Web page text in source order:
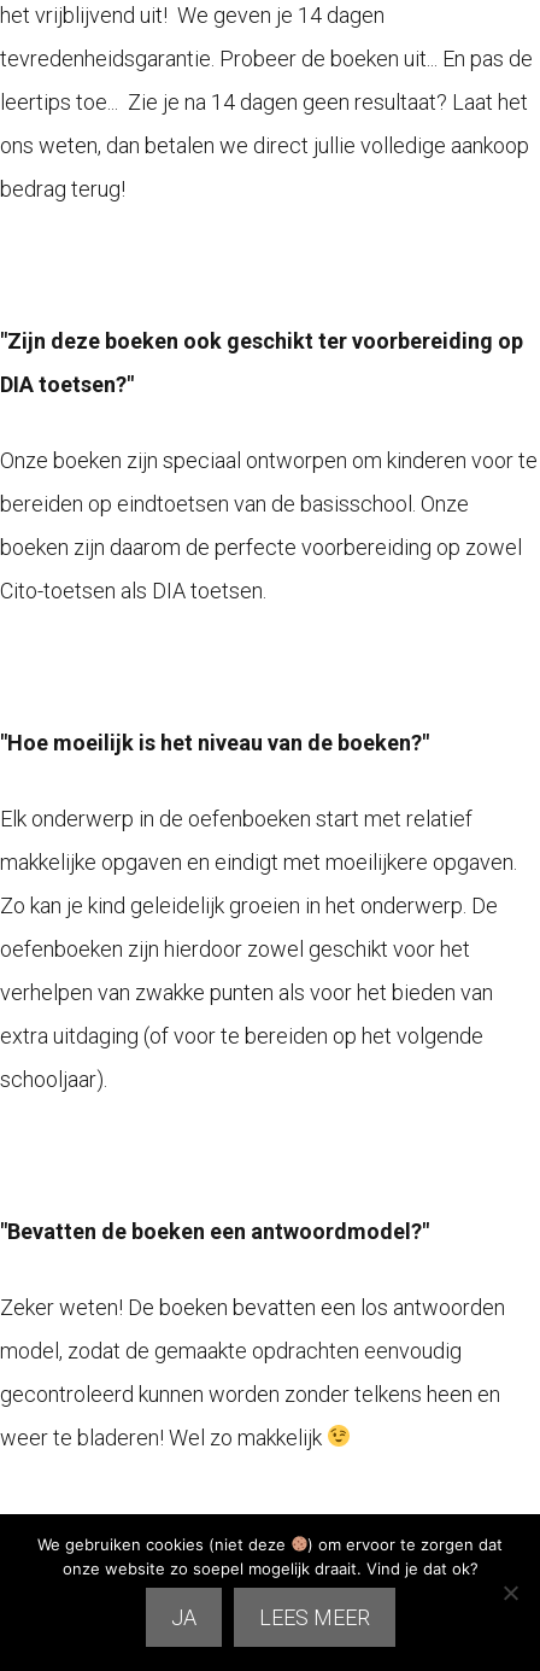
het vrijblijvend uit! We geven je 14 dagen
tevredenheidsgarantie. Probeer de boeken uit... En pas de
leertips toe... Zie je na 14 dagen geen resultaat? Laat het
ons weten, dan betalen we direct jullie volledige aankoop
bedrag terug!
"Zijn deze boeken ook geschikt ter voorbereiding op
DIA toetsen?"
Onze boeken zijn speciaal ontworpen om kinderen voor te
bereiden op eindtoetsen van de basisschool. Onze
boeken zijn daarom de perfecte voorbereiding op zowel
Cito-toetsen als DIA toetsen.
"Hoe moeilijk is het niveau van de boeken?"
Elk onderwerp in de oefenboeken start met relatief
makkelijke opgaven en eindigt met moeilijkere opgaven.
Zo kan je kind geleidelijk groeien in het onderwerp. De
oefenboeken zijn hierdoor zowel geschikt voor het
verhelpen van zwakke punten als voor het bieden van
extra uitdaging (of voor te bereiden op het volgende
schooljaar).
"Bevatten de boeken een antwoordmodel?"
Zeker weten! De boeken bevatten een los antwoorden
model, zodat de gemaakte opdrachten eenvoudig
gecontroleerd kunnen worden zonder telkens heen en
weer te bladeren! Wel zo makkelijk
"Verwarren deze boeken mijn kind niet? / Sluiten de
boeken wel aan op de methode van mijn basisschool?"
We gebruiken cookies (niet deze
) om ervoor te zorgen dat
onze website zo soepel mogelijk draait. Vind je dat ok?
JA LEES MEER